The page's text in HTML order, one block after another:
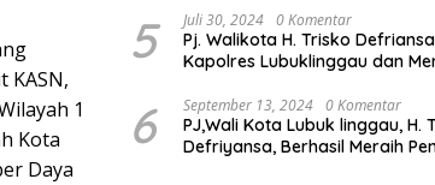
KASN,
1
Kota
Daya
Warga Binaan.
5 Juli 30, 2024 0 Komentar
Pj. Walikota H. Trisko
Kapolres Lubuklinggau dan
Hajatan Politik
6 September 13, 2024 0 Komentar
PJ,Wali Kota Lubuk linggau, H.
Defriyansa, Berhasil Meraih